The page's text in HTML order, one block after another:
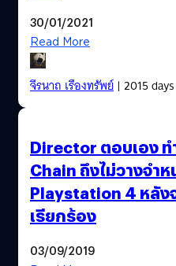
30/01/2021
Read More
จีรนาถ เรืองทรัพย์| 2015
Director ตอบเอง ท
Chain ถึงไม่วางจำ
Playstation 4 หลั
เรียกร้อง
03/09/2019